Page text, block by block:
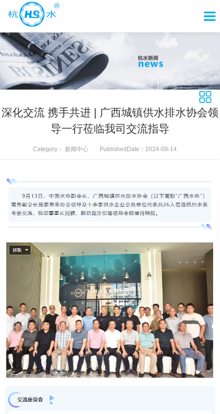
深化交流 携手共进 | 广西城镇供水排水协会领
导一行莅临我司交流指导
Category： 新闻中心 PublishedDate：2024-09-14